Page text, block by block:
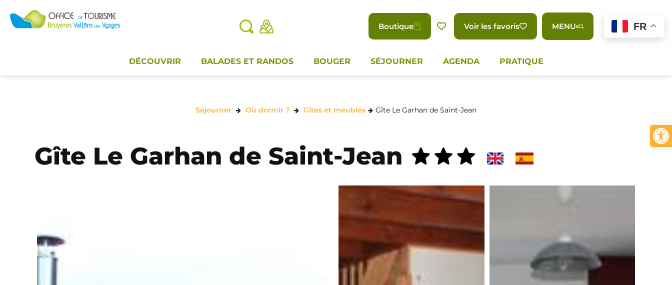
Boutique Voir les favoris MENU FR
DÉCOUVRIR BALADES ET RANDOS BOUGER SÉJOURNER AGENDA PRATIQUE
Séjourner Où dormir ? Gîtes et meublés Gîte Le Garhan de Saint-Jean
Gîte Le Garhan de Saint-Jean